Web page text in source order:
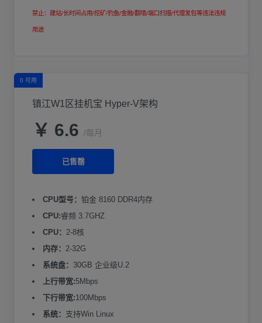
禁止：建站/长时间占用/挖矿/钓鱼/金融/翻墙/端口扫描/代理发包等违法违规
用途
0 可用
镇江W1区挂机宝 Hyper-V架构
￥ 6.6 /每月
已售罄
CPU型号： 铂金 8160 DDR4内存
CPU:睿频 3.7GHZ
CPU： 2-8核
内存： 2-32G
系统盘： 30GB 企业级U.2
上行带宽:5Mbps
下行带宽:100Mbps
系统： 支持Win Linux